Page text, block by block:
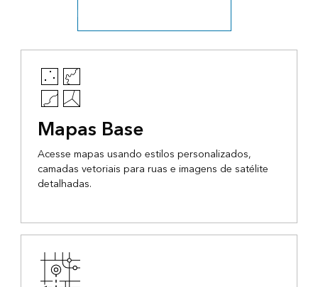
Descubra serviços de localização
Mapas Base
Acesse mapas usando estilos personalizados,
camadas vetoriais para ruas e imagens de satélite
detalhadas.